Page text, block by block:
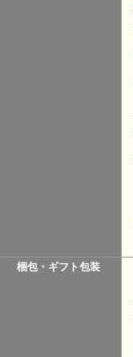
梱包・ギフト包装